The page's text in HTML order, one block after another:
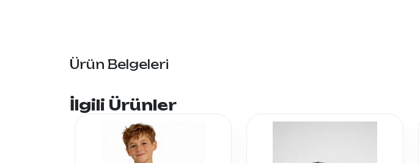
Ürün Belgeleri
İlgili Ürünler